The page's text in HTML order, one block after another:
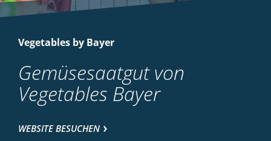
Vegetables by Bayer
Gemüsesaatgut von
Vegetables Bayer
WEBSITE BESUCHEN